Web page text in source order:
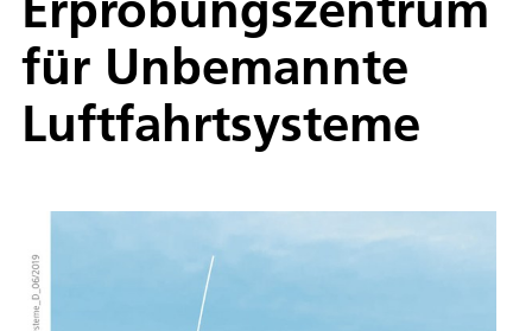
für Unbemannte
Luftfahrtsysteme